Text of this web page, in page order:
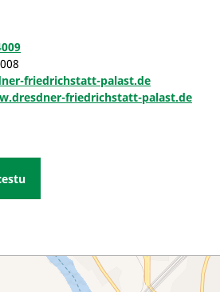
friedrichstatt-palast.de
friedrichstatt-palast.de